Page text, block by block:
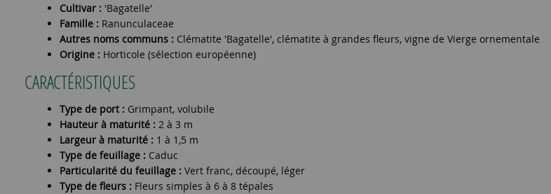
Cultivar : 'Bagatelle'
Famille : Ranunculaceae
Autres noms communs : Clématite 'Bagatelle', clématite à grandes fleurs, vigne de Vierge ornementale
Origine : Horticole (sélection européenne)
CARACTÉRISTIQUES
Type de port : Grimpant, volubile
Hauteur à maturité : 2 à 3 m
Largeur à maturité : 1 à 1,5 m
Type de feuillage : Caduc
Particularité du feuillage : Vert franc, découpé, léger
Type de fleurs : Fleurs simples à 6 à 8 tépales